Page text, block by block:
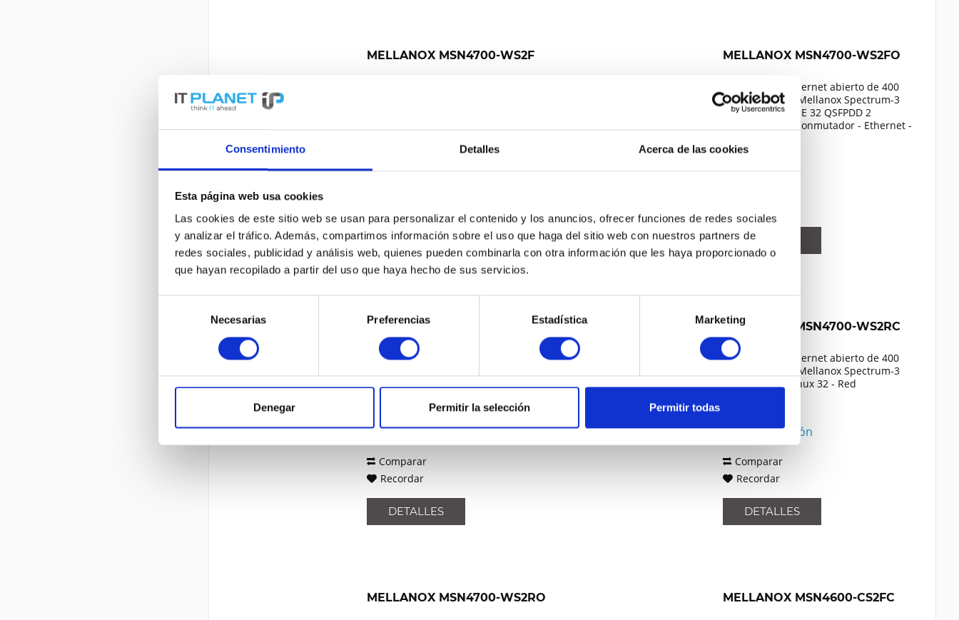
Consentimiento Detalles Acerca de las cookies
Esta página web usa cookies
Las cookies de este sitio web se usan para personalizar el contenido y los anuncios, ofrecer funciones de redes sociales
y analizar el tráfico. Además, compartimos información sobre el uso que haga del sitio web con nuestros partners de
redes sociales, publicidad y análisis web, quienes pueden combinarla con otra información que les haya proporcionado o
que hayan recopilado a partir del uso que haya hecho de sus servicios.
consentimiento
Necesarias Preferencias Estadística Marketing
Denegar Permitir la selección Permitir todas
MELLANOX MSN4700-WS2F
DETALLES
MELLANOX MSN4700-WS2FO
Conmutador Ethernet abierto de 400
GbE basado en Mellanox Spectrum-3
con puertos ONIE 32 QSFPDD 2
Alimentación - Conmutador - Ethernet -
Contenido
DETALLES
MELLANOX MSN4700-WS2R
Conmutador Ethernet abierto de 400
con 32 puertos Onyx QSFPDD 2
Ethernet - Gestionado - Módulo de rack
Precio a petición
Comparar
Recordar
DETALLES
MELLANOX MSN4700-WS2RC
Conmutador Ethernet abierto de 400
GbE basado en Mellanox Spectrum-3
con Cumulus Linux 32 - Red
Precio a petición
Comparar
Recordar
DETALLES
MELLANOX MSN4700-WS2RO MELLANOX MSN4600-CS2FC